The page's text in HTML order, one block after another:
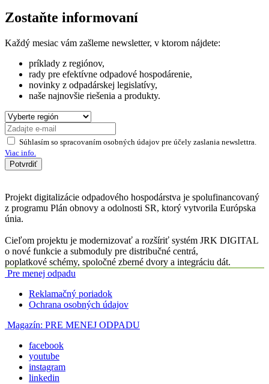
Zostaňte informovaní
Každý mesiac vám zašleme newsletter, v ktorom nájdete:
príklady z regiónov,
rady pre efektívne odpadové hospodárenie,
novinky z odpadárskej legislatívy,
naše najnovšie riešenia a produkty.
Súhlasím so spracovaním osobných údajov pre účely zaslania newslettra.
Viac info.
Potvrdiť
Projekt digitalizácie odpadového hospodárstva je spolufinancovaný
z programu Plán obnovy a odolnosti SR, ktorý vytvorila Európska
únia.
Cieľom projektu je modernizovať a rozšíriť systém JRK DIGITAL
o nové funkcie a submoduly pre distribučné centrá,
poplatkové schémy, spoločné zberné dvory a integráciu dát.
Pre menej odpadu
Reklamačný poriadok
Ochrana osobných údajov
Magazín: PRE MENEJ ODPADU
facebook
youtube
instagram
linkedin